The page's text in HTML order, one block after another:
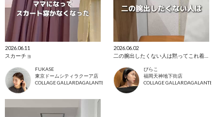
2026.06.11
スカーチョ
FUKASE
東京ドームシティラクーア店
COLLAGE GALLARDAGALANTE
2026.06.02
二の腕出したくない人は黙ってこれ着て！
ぴらこ
福岡天神地下街店
COLLAGE GALLARDAGALANTE